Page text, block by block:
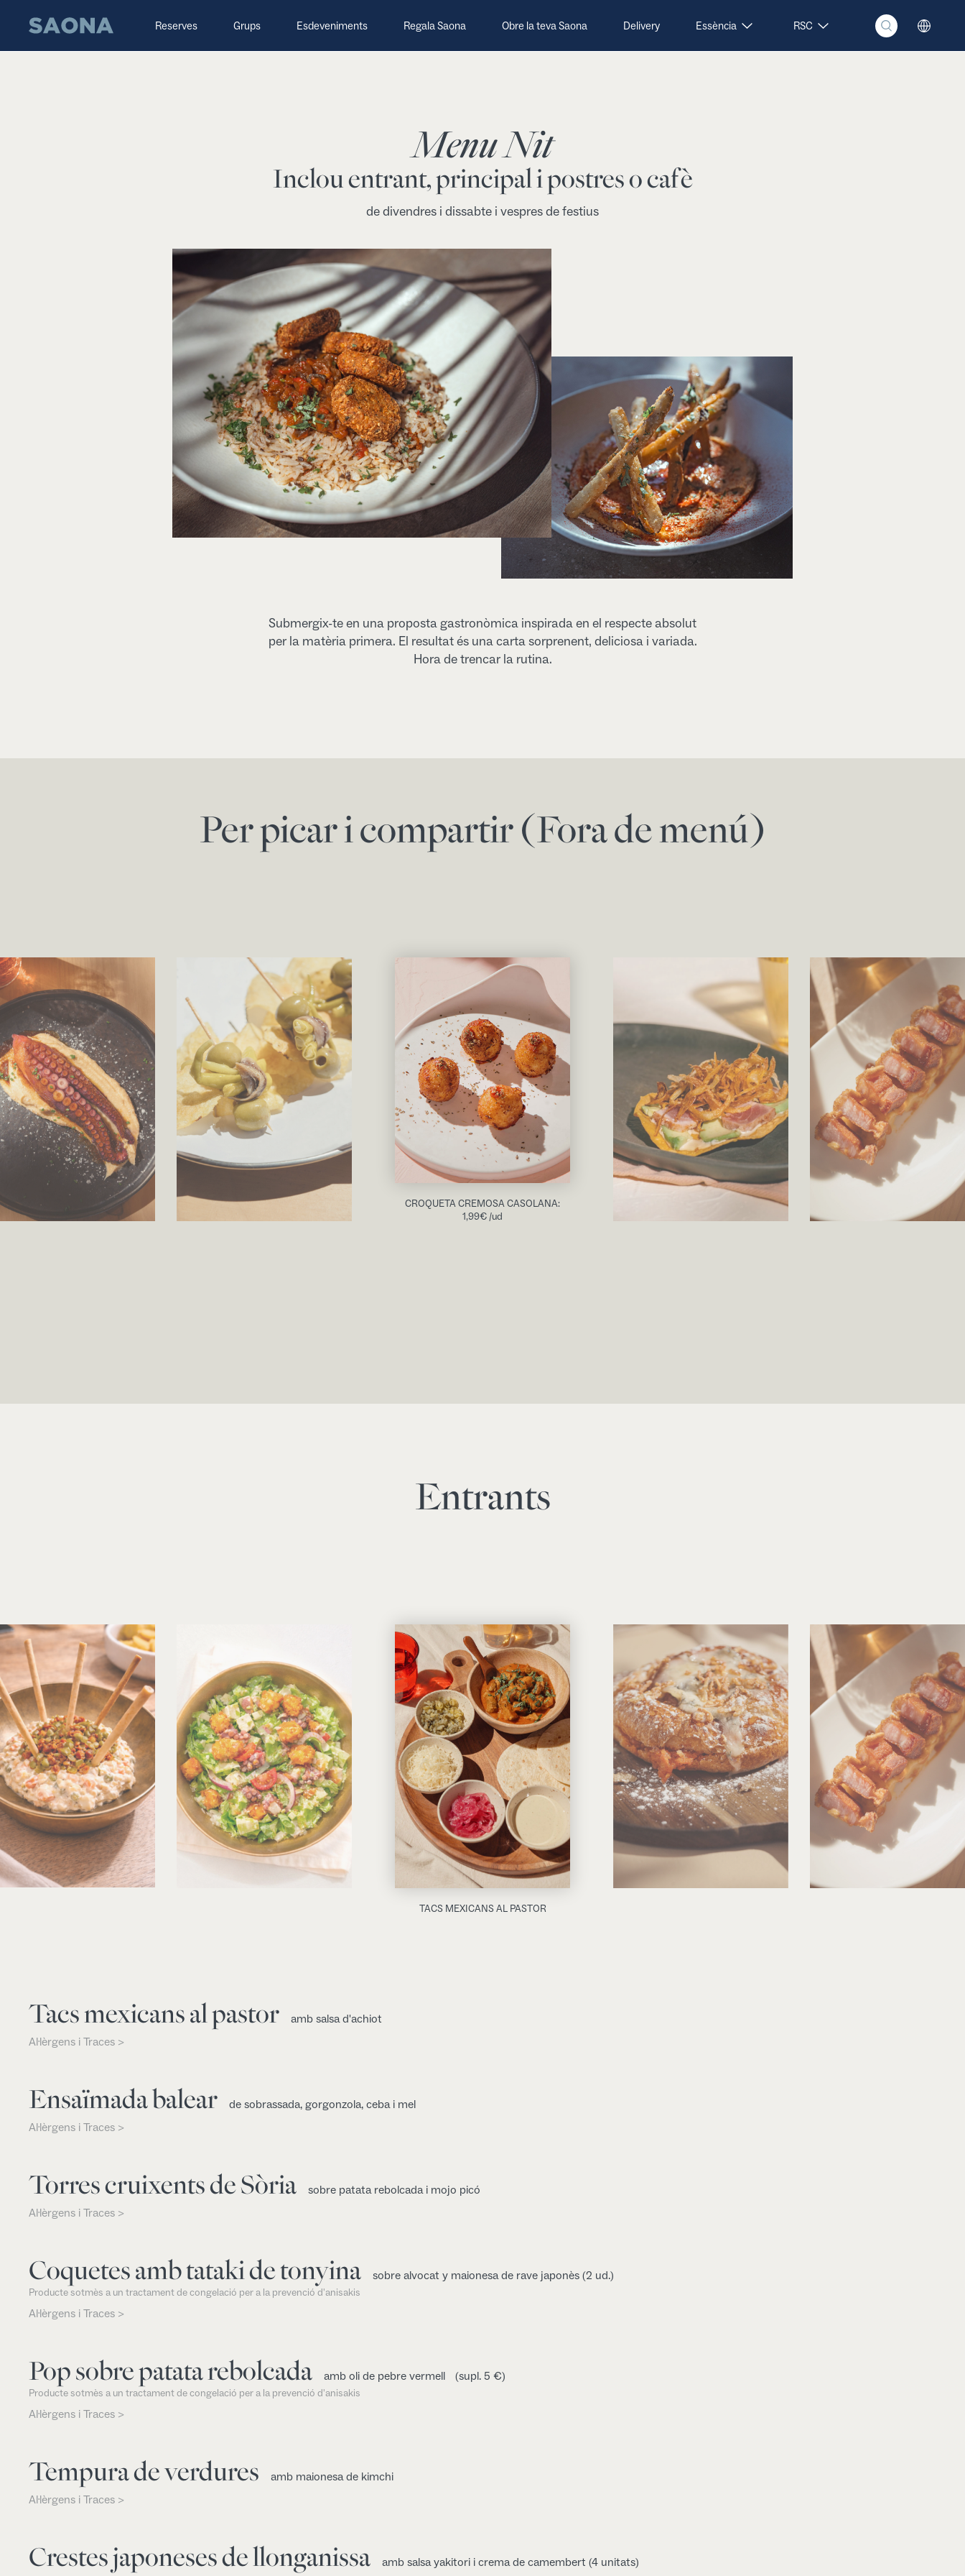
Grupo Saona Reserves Grups Esdeveniments Regala Saona Obre la teva Saona Delivery Essència RSC
Menu Nit
Inclou entrant, principal i postres o cafè
de divendres i dissabte i vespres de festius
Submergix-te en una proposta gastronòmica inspirada en el respecte absolut
per la matèria primera. El resultat és una carta sorprenent, deliciosa i variada.
Hora de trencar la rutina.
Per picar i compartir (Fora de menú)
CROQUETA CREMOSA CASOLANA:
1,99€ /ud
Entrants
TACS MEXICANS AL PASTOR
Tacs mexicans al pastor
amb salsa d'achiot
Al·lèrgens i Traces >
Ensaïmada balear
de sobrassada, gorgonzola, ceba i mel
Al·lèrgens i Traces >
Torres cruixents de Sòria
sobre patata rebolcada i mojo picó
Al·lèrgens i Traces >
Coquetes amb tataki de tonyina sobre alvocat y maionesa de rave japonès (2 ud.)
Producte sotmès a un tractament de congelació per a la prevenció d'anisakis
Al·lèrgens i Traces >
Pop sobre patata rebolcada amb oli de pebre vermell (supl. 5 €)
Producte sotmès a un tractament de congelació per a la prevenció d'anisakis
Al·lèrgens i Traces >
Tempura de verdures
amb maionesa de kimchi
Al·lèrgens i Traces >
Crestes japoneses de llonganissa amb salsa yakitori i crema de camembert (4 unitats)